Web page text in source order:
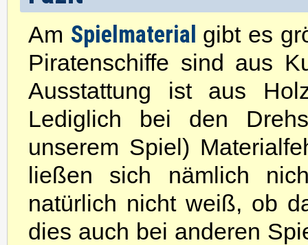
Am Spielmaterial gibt es
Piratenschiffe sind aus
Ausstattung ist aus
Lediglich bei den
unserem Spiel)
ließen sich nämlich
natürlich nicht weiß, ob
dies auch bei anderen